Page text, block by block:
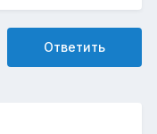
Ответить